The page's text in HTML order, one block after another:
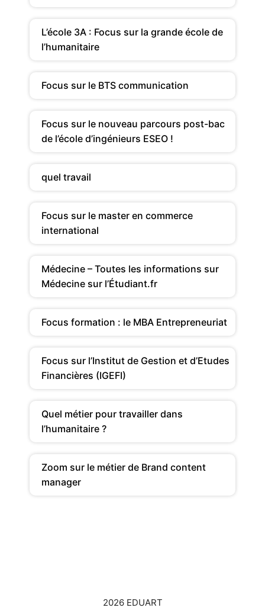
L’école 3A : Focus sur la grande école de
l’humanitaire
Focus sur le BTS communication
Focus sur le nouveau parcours post-bac
de l’école d’ingénieurs ESEO !
quel travail
Focus sur le master en commerce
international
Médecine – Toutes les informations sur
Médecine sur l’Étudiant.fr
Focus formation : le MBA Entrepreneuriat
Focus sur l’Institut de Gestion et d’Etudes
Financières (IGEFI)
Quel métier pour travailler dans
l’humanitaire ?
Zoom sur le métier de Brand content
manager
2026 EDUART